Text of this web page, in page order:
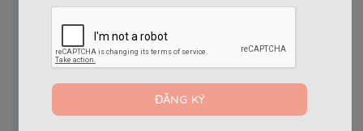
Giàn giáo là gì? Tầm quan trọng trong xây dựng
Tìm hiểu giàn giáo là gì?
1.2.Tầm quan trọng không thể thay thế của giàn
giáo
Các loại giàn giáo xây dựng phổ biến hiện nay
2.1.
Giàn giáo tre, gỗ truyền thống